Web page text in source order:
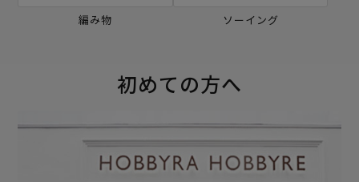
編み物 ソーイング
初めての方へ